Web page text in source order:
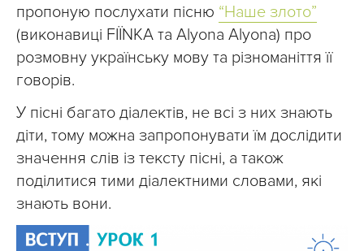
пропоную послухати пісню “Наше злото”
(виконавиці FIЇNKA та Alyona Alyona) про
розмовну українську мову та різноманіття її
говорів.
У пісні багато діалектів, не всі з них знають
діти, тому можна запропонувати їм дослідити
значення слів із тексту пісні, а також
поділитися тими діалектними словами, які
знають вони.